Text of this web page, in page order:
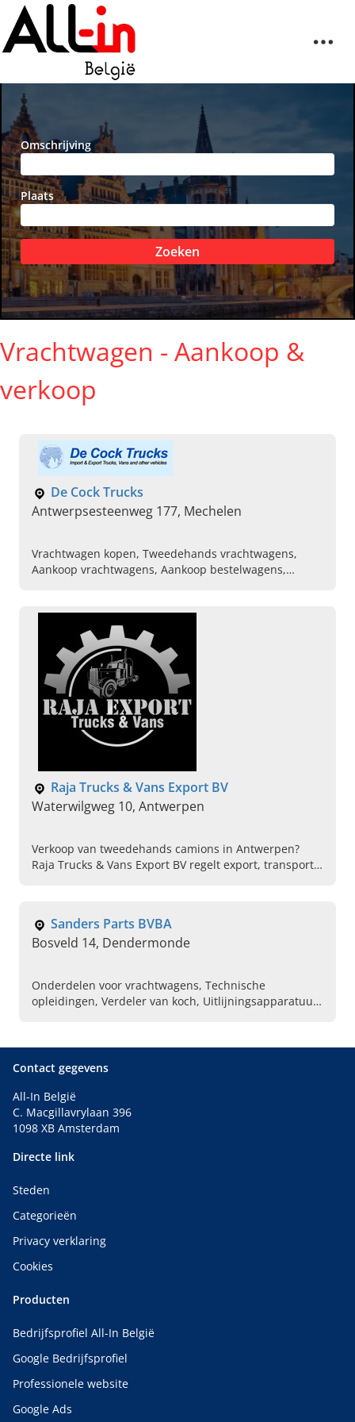
Omschrijving
Plaats
Zoeken
Vrachtwagen - Aankoop &
verkoop
De Cock Trucks
Antwerpsesteenweg 177, Mechelen
Vrachtwagen kopen, Tweedehands vrachtwagens,
Aankoop vrachtwagens, Aankoop bestelwagens,
Verkoop machinerie
Raja Trucks & Vans Export BV
Waterwilgweg 10, Antwerpen
Verkoop van tweedehands camions in Antwerpen?
Raja Trucks & Vans Export BV regelt export, transport
Sanders Parts BVBA
Bosveld 14, Dendermonde
Onderdelen voor vrachtwagens, Technische
opleidingen, Verdeler van koch, Uitlijningsapparatuur,
traileronderdelen kopen, Diagnosesystemen
Contact gegevens
All-In België
C. Macgillavrylaan 396
1098 XB Amsterdam
Directe link
Steden
Categorieën
Privacy verklaring
Cookies
Producten
Bedrijfsprofiel All-In België
Google Bedrijfsprofiel
Professionele website
Google Ads